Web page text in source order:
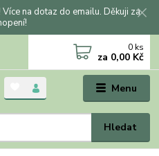
na dotaz do emailu. Děkuji za
Menu
Hledat
0 ks
za 0,00 Kč